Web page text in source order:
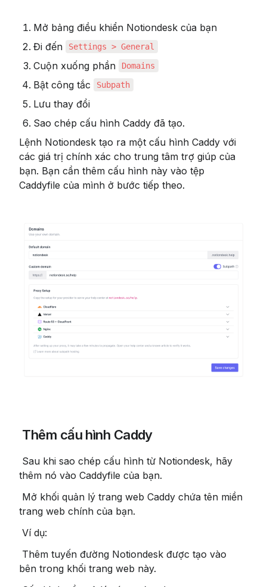
Mở bảng điều khiển Notiondesk của bạn
Đi đến
Settings > General
Cuộn xuống phần Domains
Bật công tắc Subpath
Lưu thay đổi
Sao chép cấu hình Caddy đã tạo.
Lệnh Notiondesk tạo ra một cấu hình Caddy với
các giá trị chính xác cho trung tâm trợ giúp của
bạn. Bạn cần thêm cấu hình này vào tệp
Caddyfile của mình ở bước tiếp theo.
Thêm cấu hình Caddy
thêm nó vào Caddyfile của bạn.
trang web chính của bạn.
Ví dụ:
bên trong khối trang web này.